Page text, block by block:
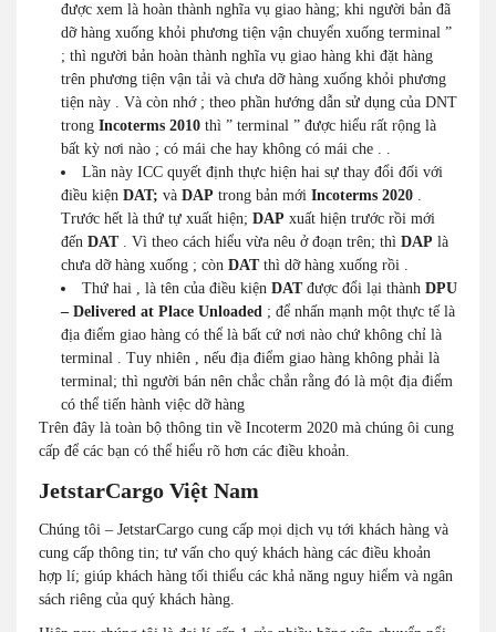
được xem là hoàn thành nghĩa vụ giao hàng; khi người bản đã
dỡ hàng xuống khỏi phương tiện vận chuyển xuống terminal ”
; thì người bản hoàn thành nghĩa vụ giao hàng khi đặt hàng
trên phương tiện vận tải và chưa dỡ hàng xuống khỏi phương
tiện này . Và còn nhớ ; theo phần hướng dẫn sử dụng của DNT
trong Incoterms 2010 thì ” terminal ” được hiểu rất rộng là
bất kỳ nơi nào ; có mái che hay không có mái che . .
Lần này ICC quyết định thực hiện hai sự thay đổi đối với
điều kiện DAT; và DAP trong bản mới Incoterms 2020 .
Trước hết là thứ tự xuất hiện; DAP xuất hiện trước rồi mới
đến DAT. Vì theo cách hiểu vừa nêu ở đoạn trên; thì DAP là
chưa dỡ hàng xuống ; còn DATthì dỡ hàng xuống rồi .
Thứ hai , là tên của điều kiện DATđược đổi lại thành DPU
– Delivered at Place Unloaded ; để nhấn mạnh một thực tế là
địa điểm giao hàng có thể là bất cứ nơi nào chứ không chỉ là
terminal . Tuy nhiên , nếu địa điểm giao hàng không phải là
terminal; thì người bán nên chắc chắn rằng đó là một địa điểm
có thể tiến hành việc dỡ hàng
Trên đây là toàn bộ thông tin về Incoterm 2020 mà chúng ôi cung
cấp để các bạn có thể hiểu rõ hơn các điều khoản.
JetstarCargo Việt Nam
Chúng tôi – JetstarCargo cung cấp mọi dịch vụ tới khách hàng và
cung cấp thông tin; tư vấn cho quý khách hàng các điều khoản
hợp lí; giúp khách hàng tối thiểu các khả năng nguy hiểm và ngân
sách riêng của quý khách hàng.